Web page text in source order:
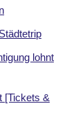
lohnt
[Tickets &